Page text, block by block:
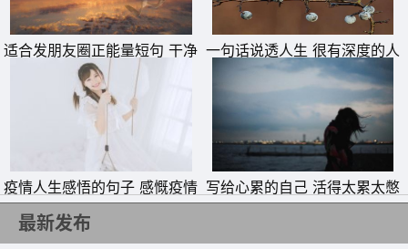
适合发朋友圈正能量短句 干净
励志短句
一句话说透人生 很有深度的人
生短句
疫情人生感悟的句子 感慨疫情
的说说
写给心累的自己 活得太累太憋
屈的说说
最新发布